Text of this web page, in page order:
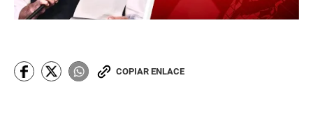
COPIAR ENLACE